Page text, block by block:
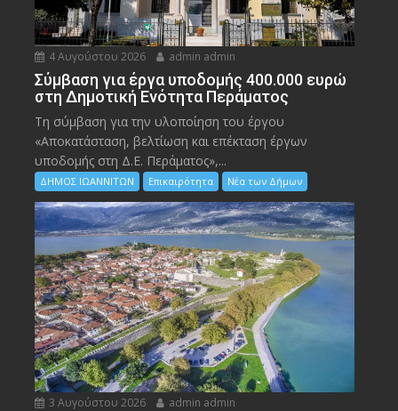
4 Αυγούστου 2026 admin admin
Σύμβαση για έργα υποδομής 400.000 ευρώ
στη Δημοτική Ενότητα Περάματος
Τη σύμβαση για την υλοποίηση του έργου
«Αποκατάσταση, βελτίωση και επέκταση έργων
υποδομής στη Δ.Ε. Περάματος»,...
ΔΗΜΟΣ ΙΩΑΝΝΙΤΩΝ Επικαιρότητα Νέα των Δήμων
3 Αυγούστου 2026 admin admin